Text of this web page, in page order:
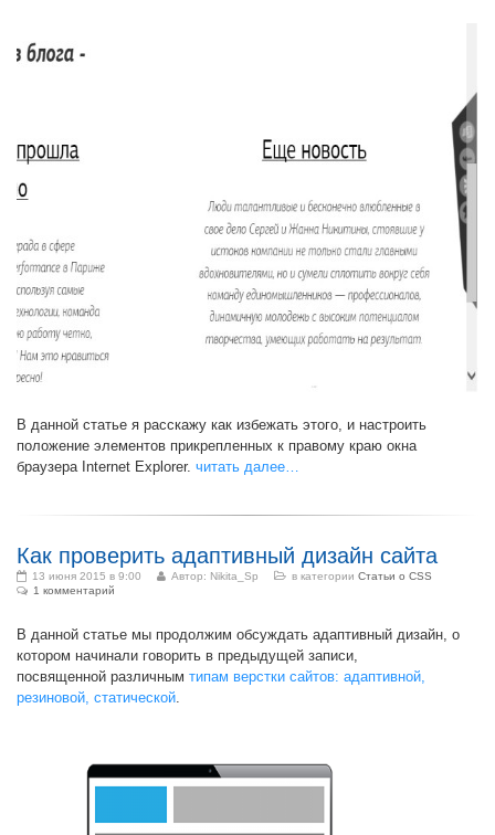
В данной статье я расскажу как избежать этого, и настроить
положение элементов прикрепленных к правому краю окна
браузера Internet Explorer. читать далее…
Как проверить адаптивный дизайн сайта
13 июня 2015 в 9:00 Автор: Nikita_Sp в категории Статьи о CSS
1 комментарий
В данной статье мы продолжим обсуждать адаптивный дизайн, о
котором начинали говорить в предыдущей записи,
посвященной различным типам верстки сайтов: адаптивной,
резиновой, статической.